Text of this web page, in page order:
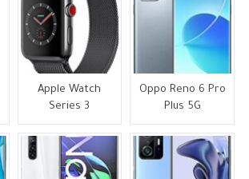
Apple Watch
Series 3
Oppo Reno 6 Pro
Plus 5G